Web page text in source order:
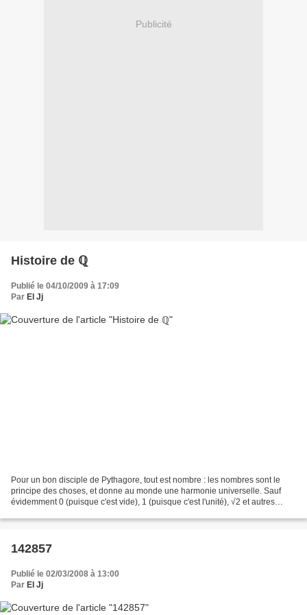
Publicité
Histoire de ℚ
Publié le 04/10/2009 à 17:09
Par El Jj
Pour un bon disciple de Pythagore, tout est nombre : les nombres sont le
principe des choses, et donne au monde une harmonie universelle. Sauf
évidemment 0 (puisque c'est vide), 1 (puisque c'est l'unité), √2 et autres
142857
Publié le 02/03/2008 à 13:00
Par El Jj